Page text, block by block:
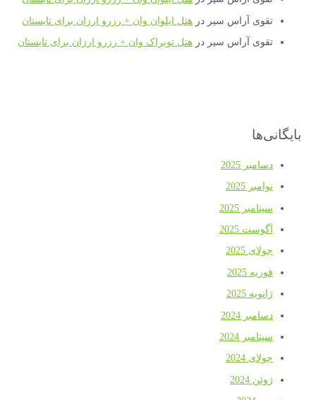
تقوی آراس سیر درهتل ایلوان وان + رزرو ارزان برای تابستان
تقوی آراس سیر درهتل توپراک وان + رزرو ارزان برای تابستان
بایگانی‌ها
دسامبر 2025
نوامبر 2025
سپتامبر 2025
آگوست 2025
جولای 2025
فوریه 2025
ژانویه 2025
دسامبر 2024
سپتامبر 2024
جولای 2024
ژوئن 2024